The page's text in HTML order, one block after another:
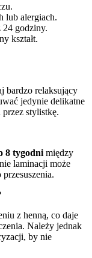
lub alergiach.
24 godziny.
kształt.
bardzo relaksujący
jedynie delikatne
stylistkę.
8 tygodni między
laminacji może
z henną, co daje
Należy jednak
by nie